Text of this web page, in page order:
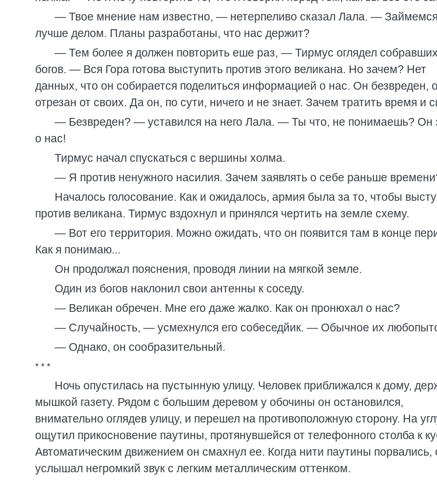
— Твое мнение нам известно, — нетерпеливо сказал Лала. — Займемся
лучше делом. Планы разработаны, что нас держит?
— Тем более я должен повторить еше раз, — Тирмус оглядел
богов. — Вся Гора готова выступить против этого великана. Но зачем? Нет
данных, что он собирается поделиться информацией о нас. Он безвреден,
отрезан от своих. Да он, по сути, ничего и не знает. Зачем тратить время и
— Безвреден? — уставился на него Лала. — Ты что, не понимаешь? Он
о нас!
Тирмус начал спускаться с вершины холма.
— Я против ненужного насилия. Зачем заявлять о себе раньше
Началось голосование. Как и ожидалось, армия была за то, чтобы
против великана. Тирмус вздохнул и принялся чертить на земле схему.
— Вот его территория. Можно ожидать, что он появится там в конце
Как я понимаю...
Он продолжал пояснения, проводя линии на мягкой земле.
Один из богов наклонил свои антенны к соседу.
— Великан обречен. Мне его даже жалко. Как он пронюхал о нас?
— Случайность, — усмехнулся его собеседйик. — Обычное их
— Однако, он сообразительный.
* * *
Ночь опустилась на пустынную улицу. Человек приближался к дому,
мышкой газету. Рядом с большим деревом у обочины он остановился,
внимательно оглядев улицу, и перешел на противоположную сторону. На
ощутил прикосновение паутины, протянувшейся от телефонного столба к
Автоматическим движением он смахнул ее. Когда нити паутины порвались,
услышал негромкий звук с легким металлическим оттенком.